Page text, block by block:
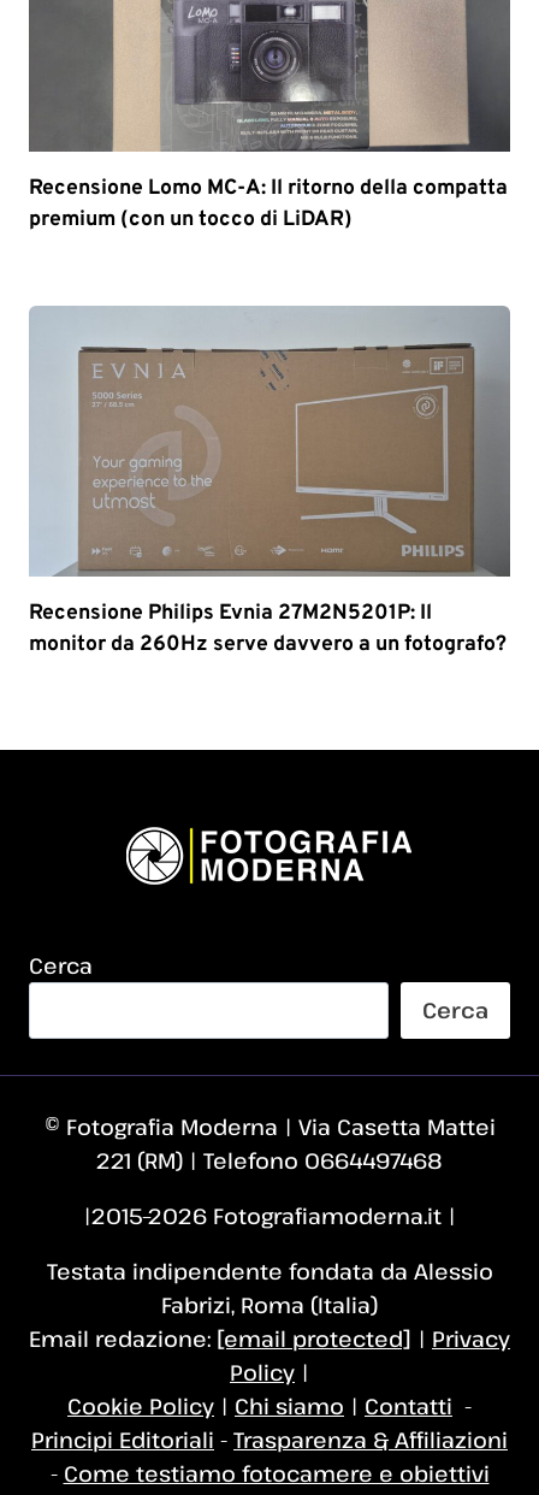
Recensione Lomo MC-A: Il ritorno della compatta
premium (con un tocco di LiDAR)
Recensione Philips Evnia 27M2N5201P: Il
monitor da 260Hz serve davvero a un fotografo?
Cerca
Cerca
© Fotografia Moderna | Via Casetta Mattei
221 (RM) | Telefono 0664497468
|2015–2026 Fotografiamoderna.it |
Testata indipendente fondata da Alessio
Fabrizi, Roma (Italia)
Email redazione: [email protected] | Privacy
Policy |
Cookie Policy | Chi siamo | Contatti -
Principi Editoriali - Trasparenza & Affiliazioni
- Come testiamo fotocamere e obiettivi